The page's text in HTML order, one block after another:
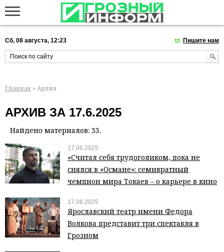
Сб, 08 августа, 12:23 Пишите нам
Главная » Архив
АРХИВ ЗА 17.6.2025
Найдено материалов: 33.
17.06.2025
«Считал себя трудоголиком, пока не
снялся в «Османе»: семикратный
чемпион мира Токаев – о карьере в кино
17.06.2025
Ярославский театр имени Федора
Волкова представит три спектакля в
Грозном